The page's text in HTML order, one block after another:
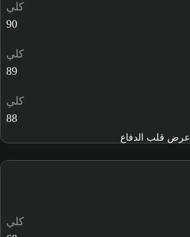
كلي
90
كلي
89
كلي
88
عرض قلب الدفاع
كلي